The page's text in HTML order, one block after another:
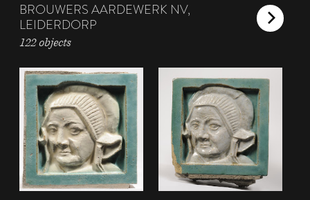
BROUWERS AARDEWERK NV,
LEIDERDORP
122 objects